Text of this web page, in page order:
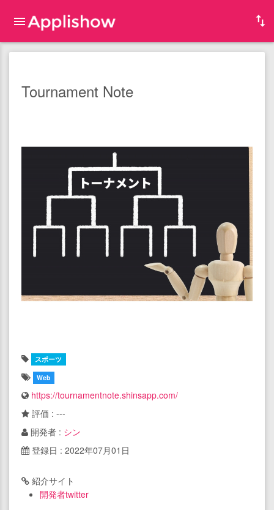
Tournament Note
スポーツ
Web
https://tournamentnote.shinsapp.com/
評価 : ---
開発者 : シン
登録日 : 2022年07月01日
紹介サイト
開発者twitter